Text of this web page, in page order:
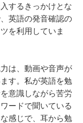
するきっかけとな
英語の発音確認の
を利用していま
は、動画や音声が
す。私が英語を勉
意識しながら苦労
ードで聞いている
感じで、耳から勉